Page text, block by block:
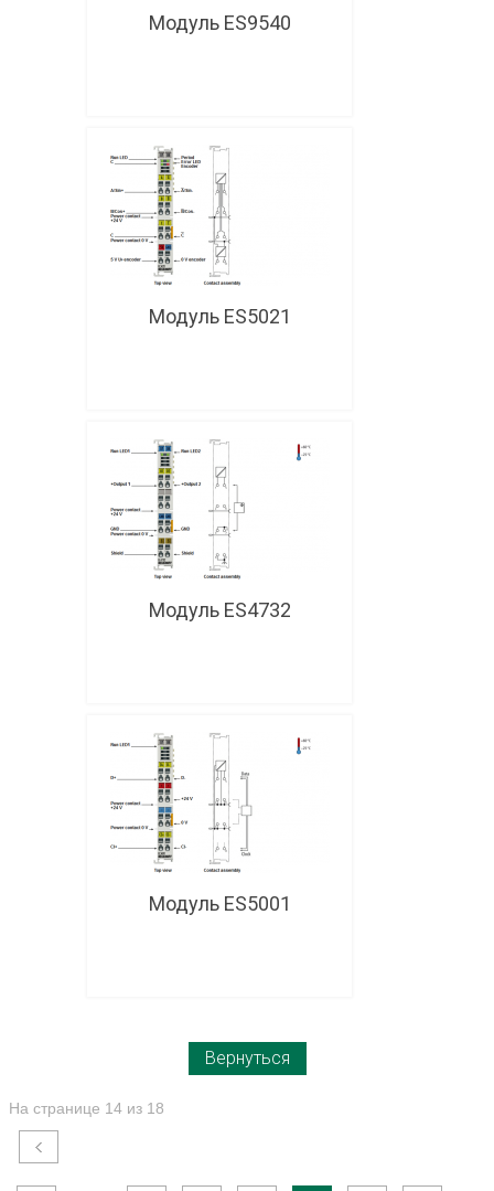
Модуль ES9540
Модуль ES5021
Модуль ES4732
Модуль ES5001
Вернуться
На странице 14 из 18